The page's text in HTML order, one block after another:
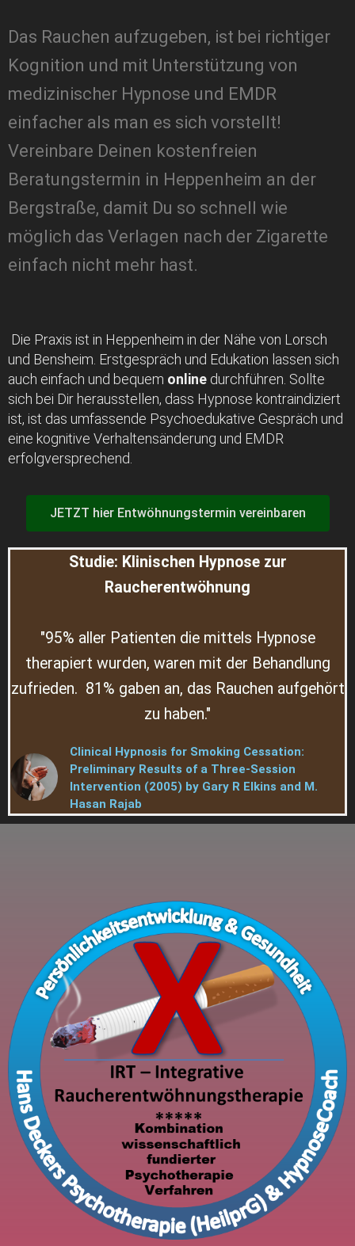
Das Rauchen aufzugeben, ist bei richtiger
Kognition und mit Unterstützung von
medizinischer Hypnose und EMDR
einfacher als man es sich vorstellt!
Vereinbare Deinen kostenfreien
Beratungstermin in Heppenheim an der
Bergstraße, damit Du so schnell wie
möglich das Verlagen nach der Zigarette
einfach nicht mehr hast.
Die Praxis ist in Heppenheim in der Nähe von Lorsch
und Bensheim. Erstgespräch und Edukation lassen sich
auch einfach und bequem online durchführen. Sollte
sich bei Dir herausstellen, dass Hypnose kontraindiziert
ist, ist das umfassende Psychoedukative Gespräch und
eine kognitive Verhaltensänderung und EMDR
erfolgversprechend.
JETZT hier Entwöhnungstermin vereinbaren
Studie: Klinischen Hypnose zur
Raucherentwöhnung
"95% aller Patienten die mittels Hypnose
therapiert wurden, waren mit der Behandlung
zufrieden. 81% gaben an, das Rauchen aufgehört
zu haben."
Clinical Hypnosis for Smoking Cessation:
Preliminary Results of a Three-Session
Intervention (2005) by Gary R Elkins and M.
Hasan Rajab